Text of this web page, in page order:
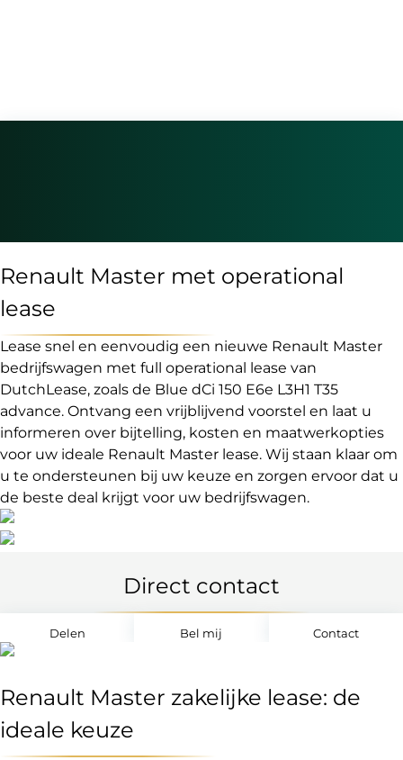
Renault Master met operational
lease
Lease snel en eenvoudig een nieuwe Renault Master
bedrijfswagen met full operational lease van
DutchLease, zoals de Blue dCi 150 E6e L3H1 T35
advance. Ontvang een vrijblijvend voorstel en laat u
informeren over bijtelling, kosten en maatwerkopties
voor uw ideale Renault Master lease. Wij staan klaar om
u te ondersteunen bij uw keuze en zorgen ervoor dat u
de beste deal krijgt voor uw bedrijfswagen.
Direct contact
Delen Bel mij Contact
Renault Master zakelijke lease: de
ideale keuze